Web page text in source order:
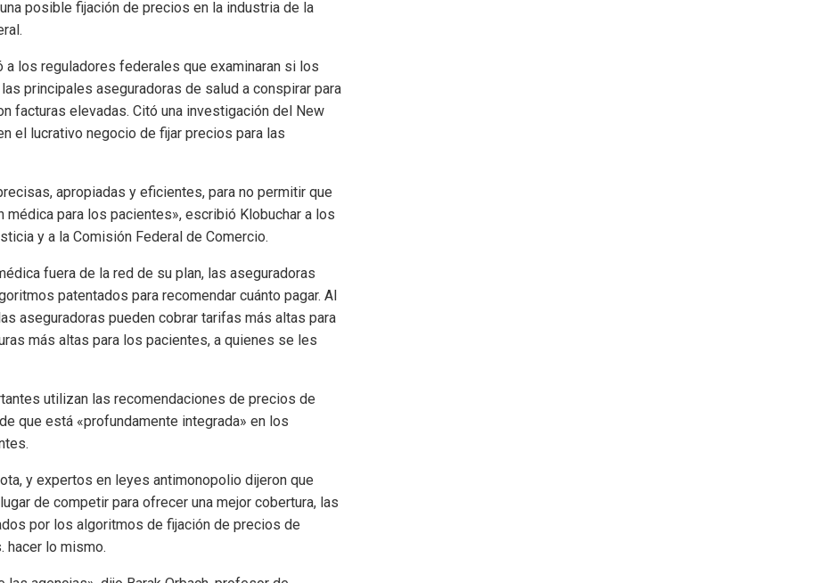
posible fijación de precios en la industria de la
a los reguladores federales que examinaran si los
principales aseguradoras de salud a conspirar para
facturas elevadas. Citó una investigación del New
el lucrativo negocio de fijar precios para las
apropiadas y eficientes, para no permitir que
para los pacientes», escribió Klobuchar a los
y a la Comisión Federal de Comercio.
fuera de la red de su plan, las aseguradoras
patentados para recomendar cuánto pagar. Al
aseguradoras pueden cobrar tarifas más altas para
más altas para los pacientes, a quienes se les
utilizan las recomendaciones de precios de
que está «profundamente integrada» en los
y expertos en leyes antimonopolio dijeron que
de competir para ofrecer una mejor cobertura, las
por los algoritmos de fijación de precios de
hacer lo mismo.